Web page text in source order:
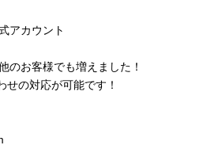
アカウント
のお客様でも増えました！
せの対応が可能です！